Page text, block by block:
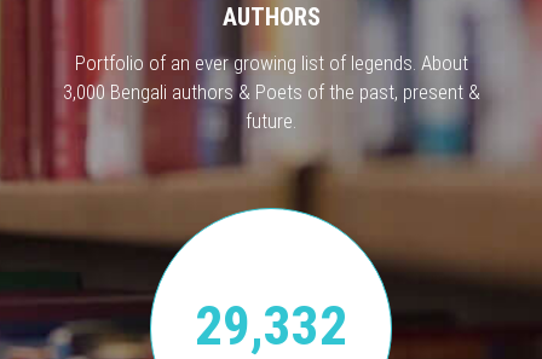
AUTHORS
Portfolio of an ever growing list of legends. About
3,000 Bengali authors & Poets of the past, present &
future.
29,332